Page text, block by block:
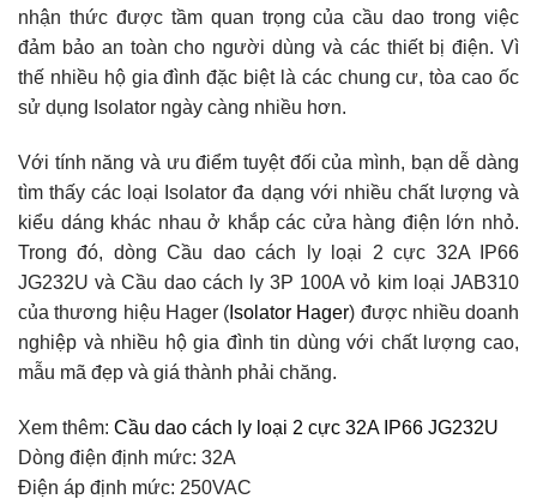
nhận thức được tầm quan trọng của cầu dao trong việc
đảm bảo an toàn cho người dùng và các thiết bị điện. Vì
thế nhiều hộ gia đình đặc biệt là các chung cư, tòa cao ốc
sử dụng Isolator ngày càng nhiều hơn.
Với tính năng và ưu điểm tuyệt đối của mình, bạn dễ dàng
tìm thấy các loại Isolator đa dạng với nhiều chất lượng và
kiểu dáng khác nhau ở khắp các cửa hàng điện lớn nhỏ.
Trong đó, dòng Cầu dao cách ly loại 2 cực 32A IP66
JG232U và Cầu dao cách ly 3P 100A vỏ kim loại JAB310
của thương hiệu Hager ( Isolator Hager) được nhiều doanh
nghiệp và nhiều hộ gia đình tin dùng với chất lượng cao,
mẫu mã đẹp và giá thành phải chăng.
Xem thêm: Cầu dao cách ly loại 2 cực 32A IP66 JG232U
Dòng điện định mức: 32A
Điện áp định mức: 250VAC